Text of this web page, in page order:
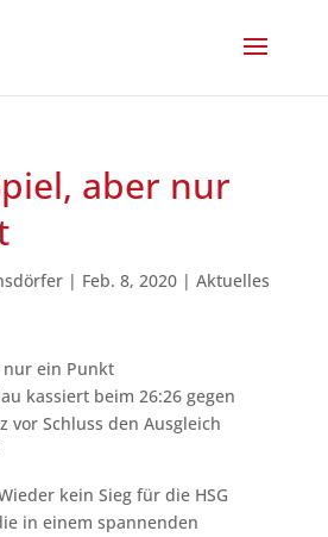
aber nur
| Feb. 8, 2020| Aktuelles
nur ein Punkt
kassiert beim 26:26 gegen
vor Schluss den Ausgleich
Wieder kein Sieg für die HSG
in einem spannenden